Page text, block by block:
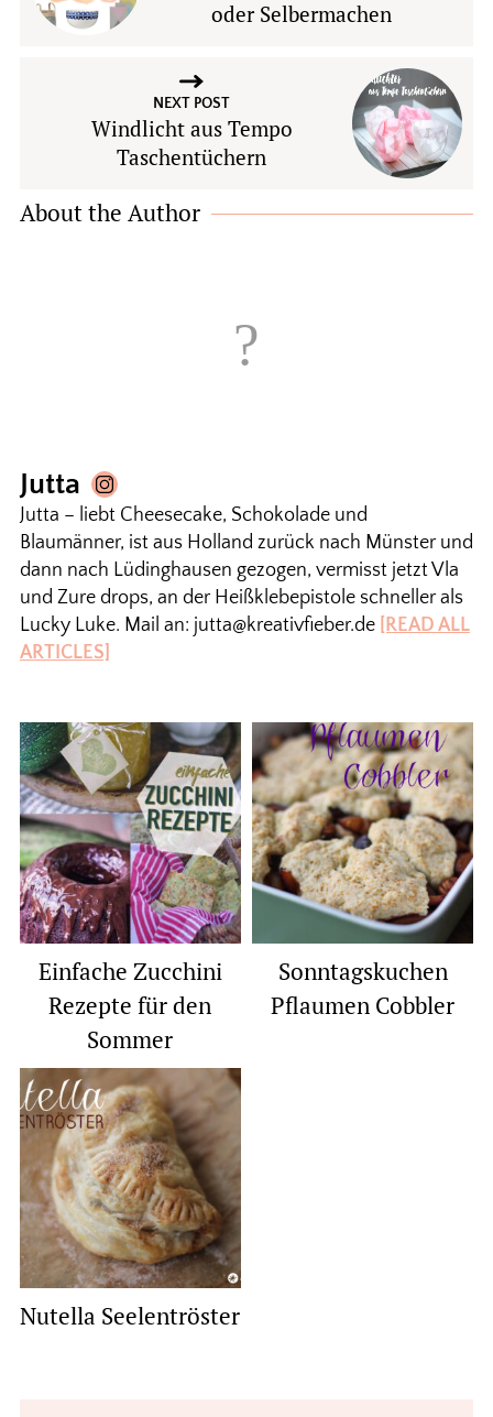
oder Selbermachen
NEXT POST
Windlicht aus Tempo
Taschentüchern
About the Author
Jutta
Jutta – liebt Cheesecake, Schokolade und
Blaumänner, ist aus Holland zurück nach Münster und
dann nach Lüdinghausen gezogen, vermisst jetzt Vla
und Zure drops, an der Heißklebepistole schneller als
Lucky Luke. Mail an: jutta@kreativfieber.de [READ ALL
ARTICLES]
Einfache Zucchini
Rezepte für den
Sommer
Sonntagskuchen
Pflaumen Cobbler
Nutella Seelentröster